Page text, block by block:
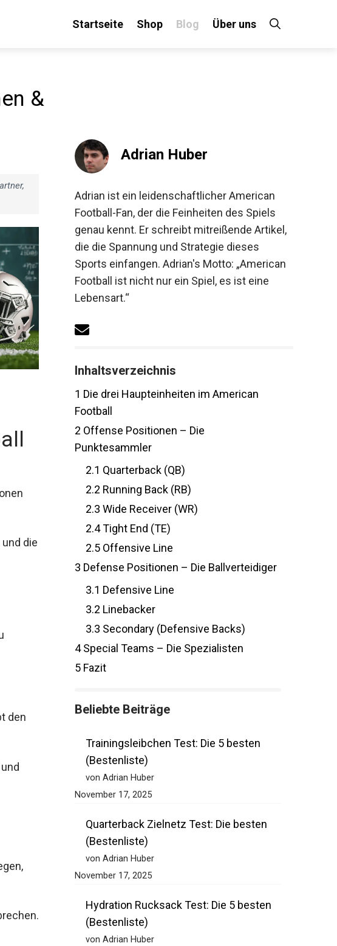
Startseite Shop Blog Über uns
&
zu
Adrian Huber
Adrian ist ein leidenschaftlicher American
Football-Fan, der die Feinheiten des Spiels
genau kennt. Er schreibt mitreißende
Artikel, die die Spannung und Strategie
dieses Sports einfangen. Adrian's Motto:
„American Football ist nicht nur ein Spiel, es
ist eine Lebensart.“
Inhaltsverzeichnis
Die drei Haupteinheiten im American
Football
Offense Positionen – Die
Punktesammler
2.1Quarterback (QB)
2.2Running Back (RB)
2.3Wide Receiver (WR)
2.4Tight End (TE)
2.5Offensive Line
Defense Positionen – Die Ballverteidiger
3.1Defensive Line
3.2Linebacker
3.3Secondary (Defensive Backs)
Special Teams – Die Spezialisten
Fazit
Beliebte Beiträge
Trainingsleibchen Test: Die 5 besten
(Bestenliste)
von Adrian Huber
November 17, 2025
Quarterback Zielnetz Test: Die besten
(Bestenliste)
von Adrian Huber
November 17, 2025
Hydration Rucksack Test: Die 5 besten
(Bestenliste)
von Adrian Huber
bei Decathlon an!